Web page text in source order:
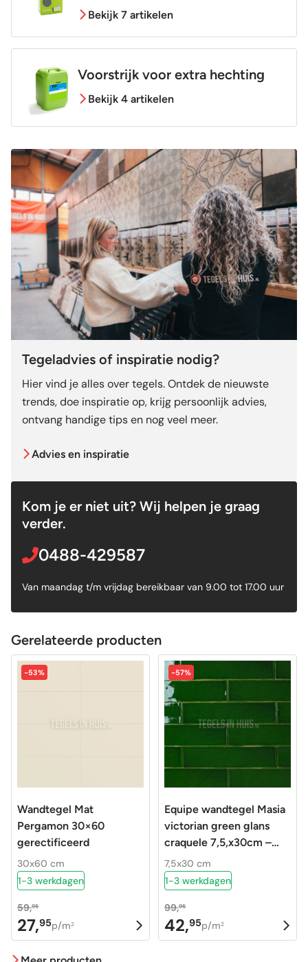
Bekijk 7 artikelen
Voorstrijk voor extra hechting
Bekijk 4 artikelen
Tegeladvies of inspiratie nodig?
Hier vind je alles over tegels. Ontdek de nieuwste
trends, doe inspiratie op, krijg persoonlijk advies,
ontvang handige tips en nog veel meer.
Advies en inspiratie
Kom je er niet uit? Wij helpen je graag
verder.
0488-429587
Van maandag t/m vrijdag bereikbaar van 9.00 tot 17.00 uur
Gerelateerde producten
-53%
Wandtegel Mat
Pergamon 30×60
gerectificeerd
30x60 cm
1-3 werkdagen
59,95
Oorspronkelijke
prijs
27,95
Huidige
prijs
p/m2
-57%
Equipe wandtegel Masia
victorian green glans
craquele 7,5,x30cm –
Langwerpige witjes –
25208
7,5x30 cm
1-3 werkdagen
99,95
Oorspronkelijke
prijs
42,95
Huidige
prijs
p/m2